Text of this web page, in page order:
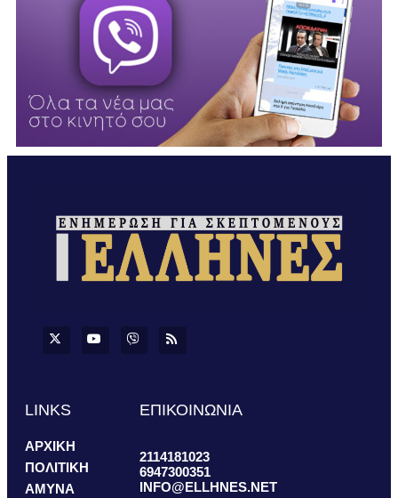
LINKS
ΑΡΧΙΚΗ
ΠΟΛΙΤΙΚΗ
ΑΜΥΝΑ
ΕΠΙΚΟΙΝΩΝΙΑ
2114181023
6947300351
INFO@ELLHNES.NET